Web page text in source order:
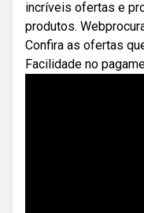
incríveis ofertas e
produtos.
Confira as ofertas
Facilidade no